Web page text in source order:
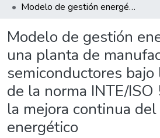
Modelo de gestión energética en una planta de manufactura de semiconductores bajo lineamientos de la norma INTE/ISO 50001 para la mejora continua del desempeño energético
Modelo de gestión
una planta de
semiconductores
de la norma INTE/
la mejora continua
energético